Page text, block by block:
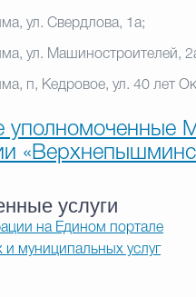
ул. Свердлова, 1a;
ул. Машиностроителей,
п, Кедровое, ул. 40 лет
уполномоченные
услуги
на Едином портале
и муниципальных услуг